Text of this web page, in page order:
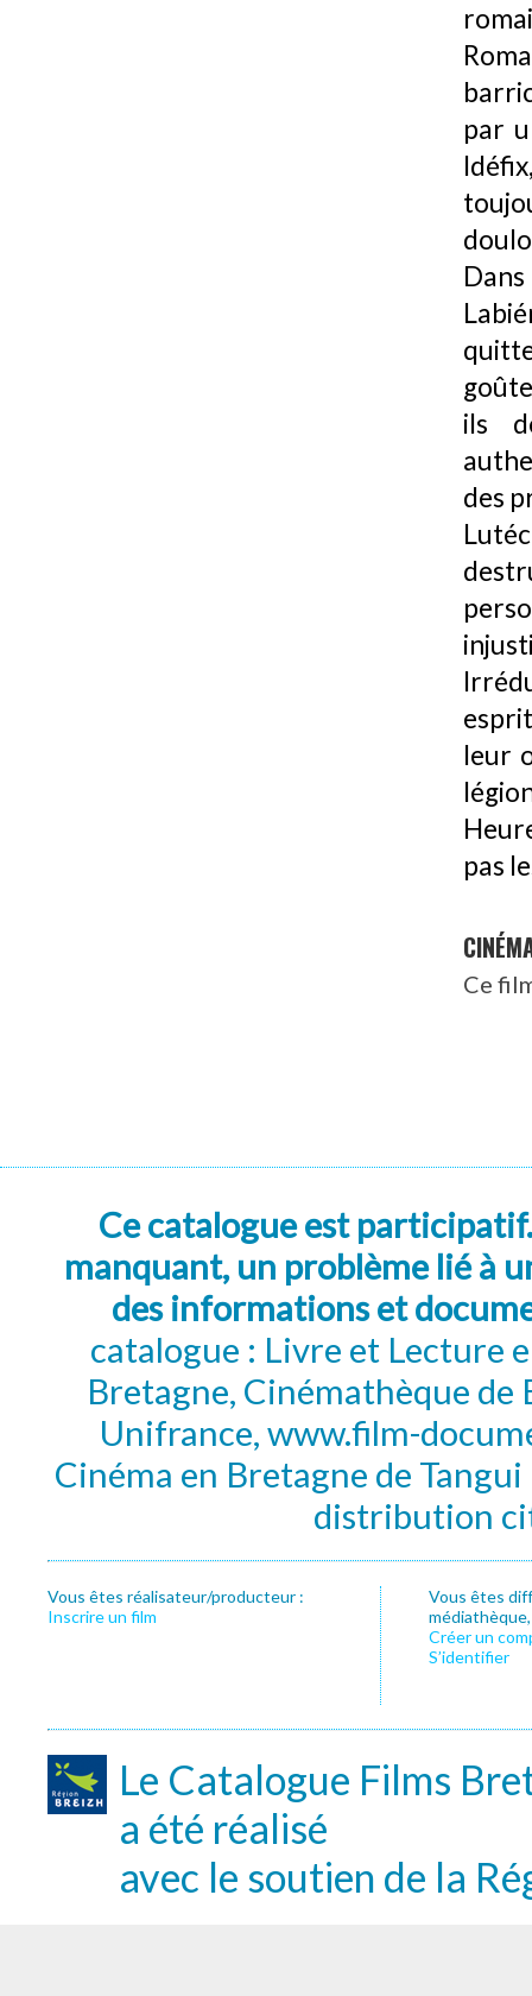
par
ils
des
leur
pas
Ce
Ce catalogue est
manquant, un problème lié à
des informations et
catalogue : Livre et Lecture
Bretagne, Cinémathèque de
Unifrance, www.film-
Cinéma en Bretagne de
distribution
Vous êtes réalisateur/producteur :
Inscrire un film
Vous êtes
Créer un
S’identifier
Le Catalogue Films
a été réalisé
avec le soutien de la